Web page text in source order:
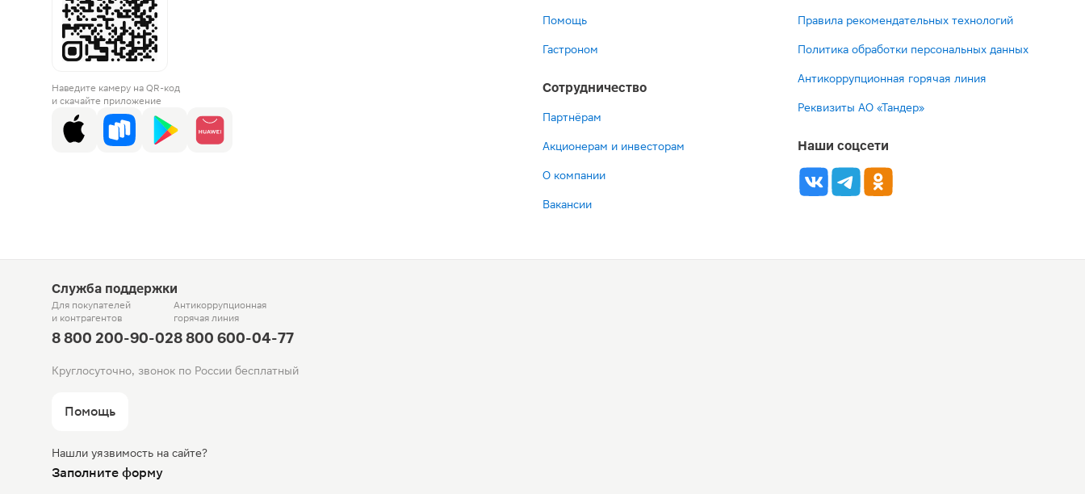
Наведите камеру на QR-код
и скачайте приложение
Помощь
Гастроном
Сотрудничество
Партнёрам
Акционерам и инвесторам
О компании
Вакансии
Правила рекомендательных технологий
Политика обработки персональных данных
Антикоррупционная горячая линия
Реквизиты АО «Тандер»
Наши соцсети
Служба поддержки
Для покупателей
и контрагентов
8 800 200-90-02
Антикоррупционная
горячая линия
8 800 600-04-77
Круглосуточно, звонок по России бесплатный
Помощь
Нашли уязвимость на сайте?
Заполните форму